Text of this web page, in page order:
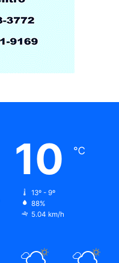
10 ℃
13º - 9º
88%
5.04 km/h